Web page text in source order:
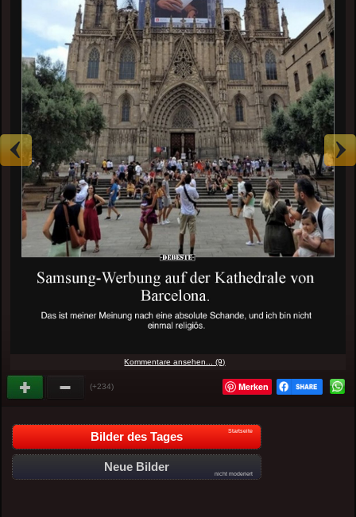
Kommentare ansehen... (9)
(+234) Merken
Bilder des Tages Startseite
Neue Bilder
nicht moderiert